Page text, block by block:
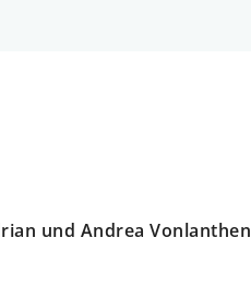
und Andrea Vonlanthen